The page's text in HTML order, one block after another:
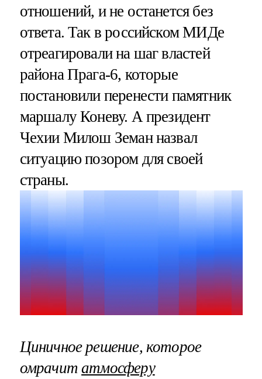
отношений, и не останется без
ответа. Так в российском МИДе
отреагировали на шаг властей
района Прага-6, которые
постановили перенести памятник
маршалу Коневу. А президент
Чехии Милош Земан назвал
ситуацию позором для своей
страны.
Циничное решение, которое
омрачитатмосферу